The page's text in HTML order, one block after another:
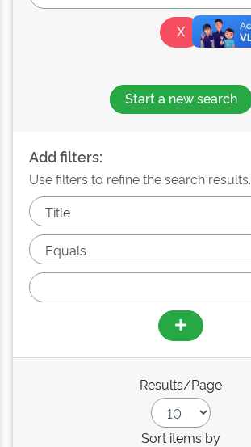
Start a new search
Add filters:
Use filters to refine the search results.
Results/Page
Sort items by